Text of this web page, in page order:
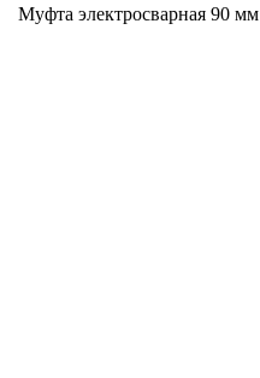
Муфта электросварная 90 мм